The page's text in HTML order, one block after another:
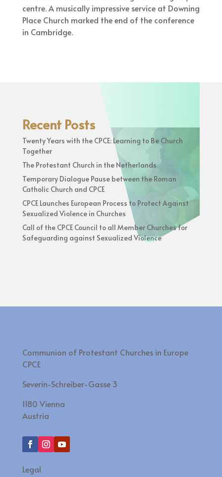
centre. A musically impressive service at Downing
Place Church marked the end of the conference
in Cambridge.
Recent Posts
Twenty Years with the CPCE: Learning to Be Church
Together
The Protestant Church in the Netherlands
Temporary Dialogue Pause between the Roman
Catholic Church and CPCE
CPCE Launches European Process to Protect Against
Sexualized Violence in Churches
Call of the CPCE Council to all Member Churches for
Safeguarding against Sexualized Violence
Communion of Protestant Churches in Europe
CPCE
Severin-Schreiber-Gasse 3
1180 Vienna
Austria
Legal